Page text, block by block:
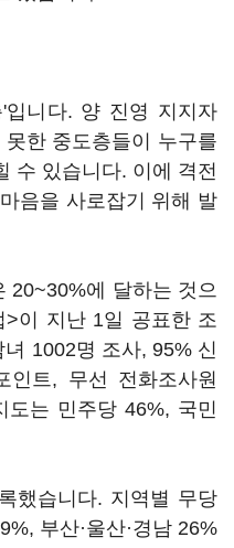
입니다. 양 진영 지지자
한 중도층들이 누구를
수 있습니다. 이에 격전
음을 사로잡기 위해 발
20~30%에 달하는 것으
>이 지난 1일 공표한 조
1002명 조사, 95% 신
인트, 무선 전화조사원
도는 민주당 46%, 국민
했습니다. 지역별 무당
부산·울산·경남 26%